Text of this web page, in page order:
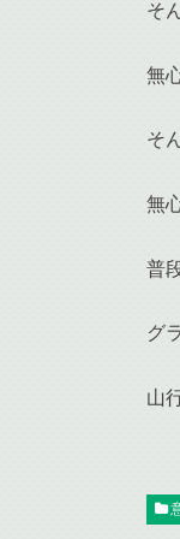
そ
無
そ
無
普
グ
山